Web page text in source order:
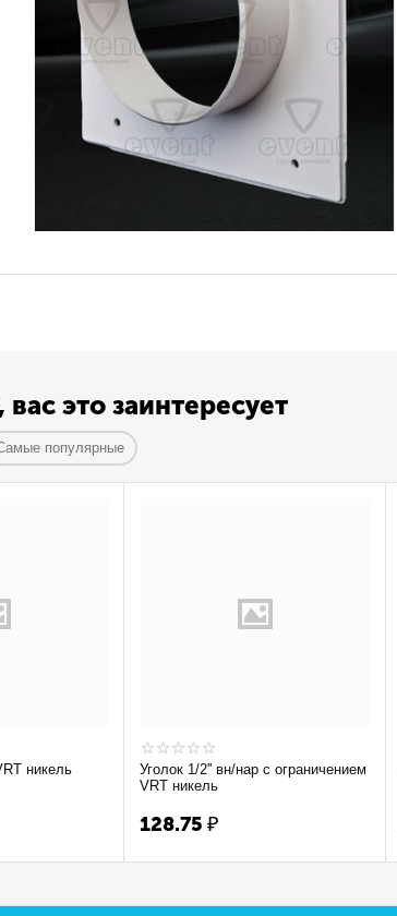
это заинтересует
популярные
1/2'' вн VRT никель
Уголок 1/2'' вн/нар с ограничением
VRT никель
128.75 ₽